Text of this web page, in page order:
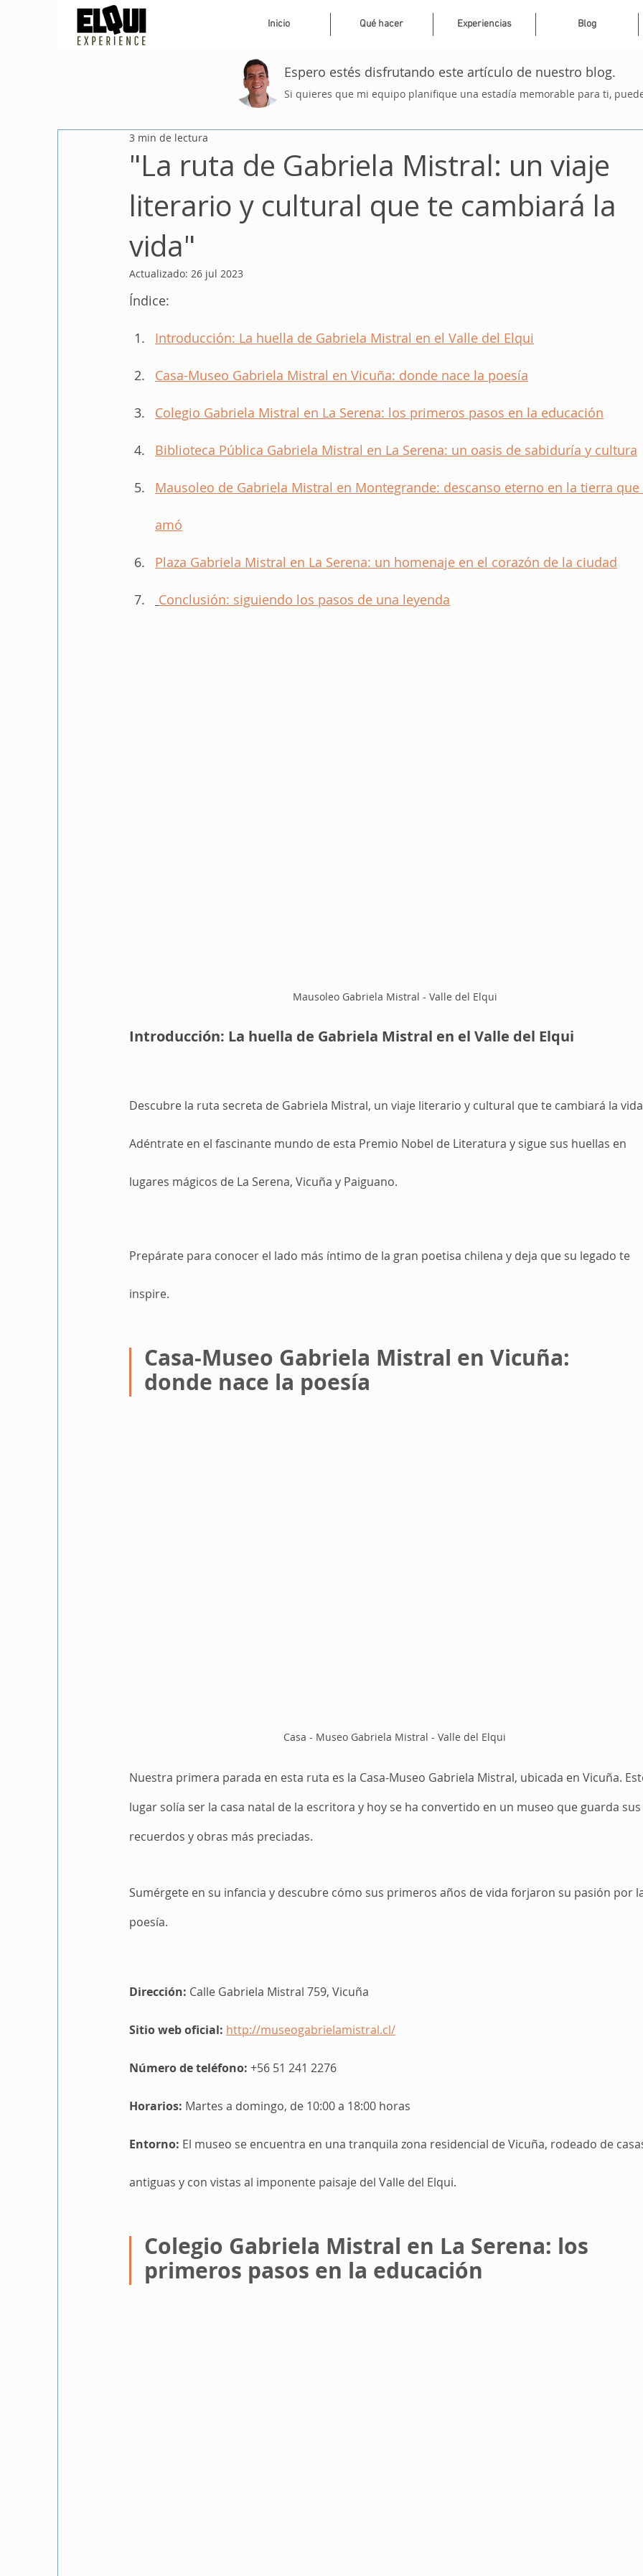
Inicio Qué hacer Experiencias Blog
Espero estés disfrutando este artículo de nuestro blog.
Si quieres que mi equipo planifique una estadía memorable para ti,
"La ruta de Gabriela Mistral: un viaje
literario y cultural que te cambiará la
vida"
3 min de lectura
Actualizado: 26 jul 2023
Índice:
Introducción: La huella de Gabriela Mistral en el Valle del Elqui
Casa-Museo Gabriela Mistral en Vicuña: donde nace la poesía
Colegio Gabriela Mistral en La Serena: los primeros pasos en la educación
Biblioteca Pública Gabriela Mistral en La Serena: un oasis de sabiduría y cultura
Mausoleo de Gabriela Mistral en Montegrande: descanso eterno en la tierra que
amó
Plaza Gabriela Mistral en La Serena: un homenaje en el corazón de la ciudad
Conclusión: siguiendo los pasos de una leyenda
Mausoleo Gabriela Mistral - Valle del Elqui
Introducción: La huella de Gabriela Mistral en el Valle del Elqui
Descubre la ruta secreta de Gabriela Mistral, un viaje literario y cultural que te cambiará la
Adéntrate en el fascinante mundo de esta Premio Nobel de Literatura y sigue sus huellas en
lugares mágicos de La Serena, Vicuña y Paiguano.
Prepárate para conocer el lado más íntimo de la gran poetisa chilena y deja que su legado te
inspire.
Casa-Museo Gabriela Mistral en Vicuña:
donde nace la poesía
Casa - Museo Gabriela Mistral - Valle del Elqui
Nuestra primera parada en esta ruta es la Casa-Museo Gabriela Mistral, ubicada en Vicuña.
lugar solía ser la casa natal de la escritora y hoy se ha convertido en un museo que guarda sus
recuerdos y obras más preciadas.
Sumérgete en su infancia y descubre cómo sus primeros años de vida forjaron su pasión por
poesía.
Dirección: Calle Gabriela Mistral 759, Vicuña
Sitio web oficial: http://museogabrielamistral.cl/
Número de teléfono: +56 51 241 2276
Horarios: Martes a domingo, de 10:00 a 18:00 horas
Entorno: El museo se encuentra en una tranquila zona residencial de Vicuña, rodeado de
antiguas y con vistas al imponente paisaje del Valle del Elqui.
Colegio Gabriela Mistral en La Serena: los
primeros pasos en la educación